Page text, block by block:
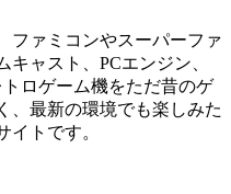
ファミコンやスーパーファ
ャスト、PCエンジン、
ロゲーム機をただ昔のゲ
、最新の環境でも楽しみた
イトです。